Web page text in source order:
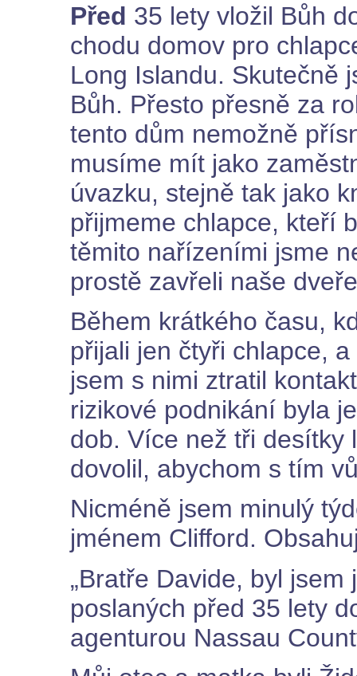
Před 35 lety vložil Bůh
chodu domov pro
Long Islandu. Skutečně
Bůh. Přesto přesně za
tento dům nemožně
musíme mít jako
úvazku, stejně tak jako
přijmeme chlapce, kteří
těmito nařízeními jsme
prostě zavřeli naše
Během krátkého času,
přijali jen čtyři chlapce,
jsem s nimi ztratil
rizikové podnikání byla
dob. Více než tři desítky
dovolil, abychom s tím
Nicméně jsem minulý
jménem Clifford.
„Bratře Davide, byl
poslaných před 35 lety
agenturou Nassau